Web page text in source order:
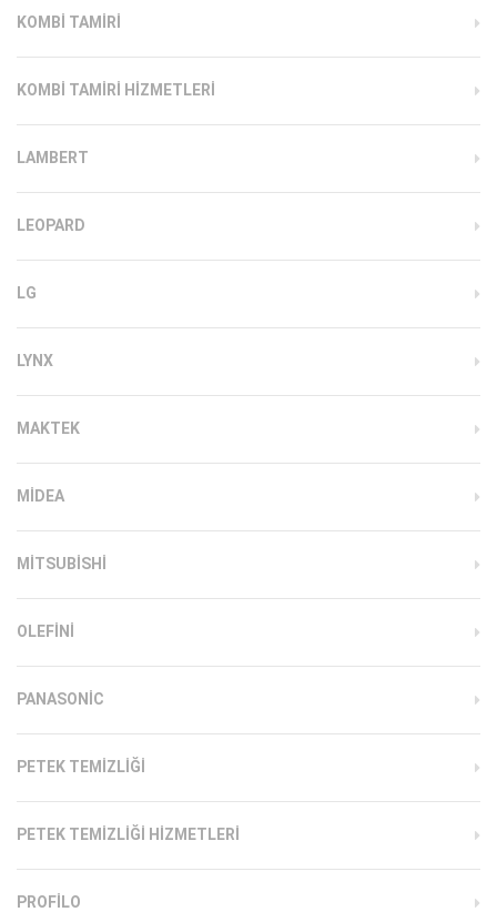
KOMBI TAMIRI
KOMBI TAMIRI HIZMETLERI
LAMBERT
LEOPARD
LG
LYNX
MAKTEK
MIDEA
MITSUBISHI
OLEFINI
PANASONIC
PETEK TEMIZLIĞI
PETEK TEMIZLIĞI HIZMETLERI
PROFILO